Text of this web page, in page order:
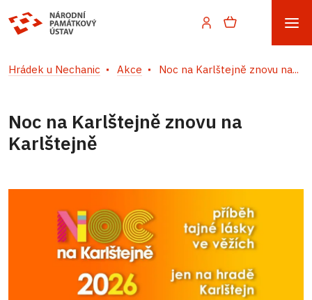
Hrádek u Nechanic Akce Noc na Karlštejně znovu na...
Noc na Karlštejně znovu na
Karlštejně